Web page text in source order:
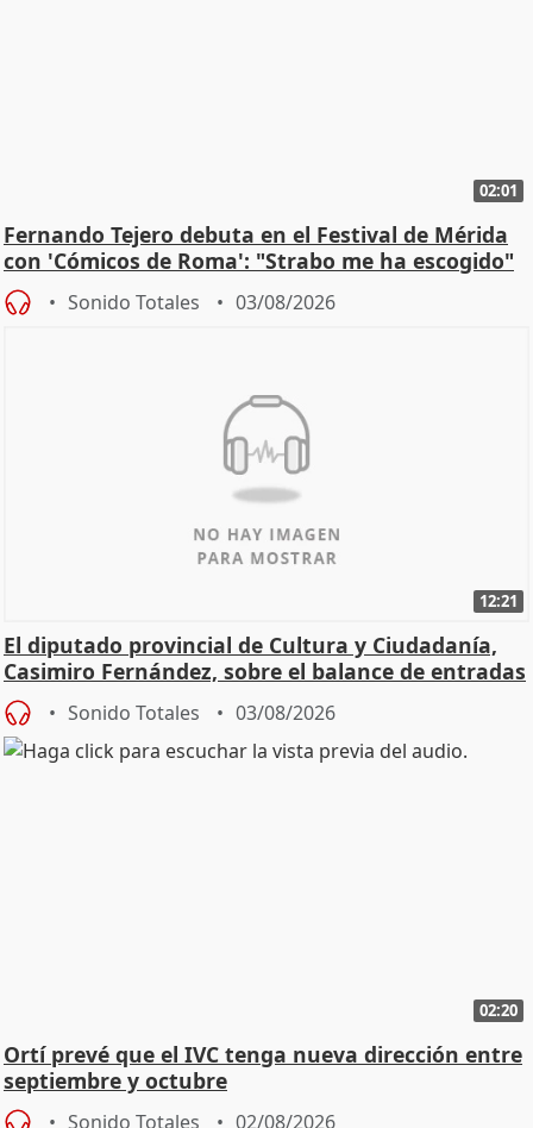
02:01
Fernando Tejero debuta en el Festival de Mérida
con 'Cómicos de Roma': "Strabo me ha escogido"
Sonido Totales 03/08/2026
12:21
El diputado provincial de Cultura y Ciudadanía,
Casimiro Fernández, sobre el balance de entradas
Sonido Totales 03/08/2026
02:20
Ortí prevé que el IVC tenga nueva dirección entre
septiembre y octubre
Sonido Totales 02/08/2026